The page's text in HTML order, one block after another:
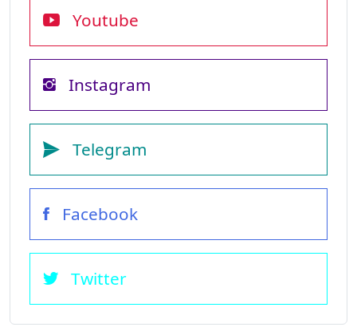
Youtube
Instagram
Telegram
Facebook
Twitter